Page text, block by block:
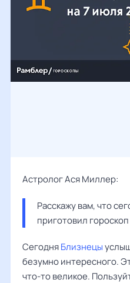
Астролог Ася Миллер:
Расскажу вам, что
приготовил
СегодняБлизнецы
безумно интересного.
что-то великое.